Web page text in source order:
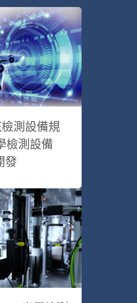
測設備規
檢測設備
發